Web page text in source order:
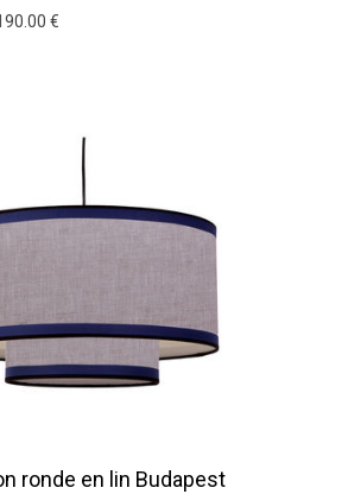
.00 €
ronde en lin Budapest